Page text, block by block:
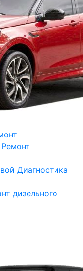
Ремонт
Диагностика
дизельного